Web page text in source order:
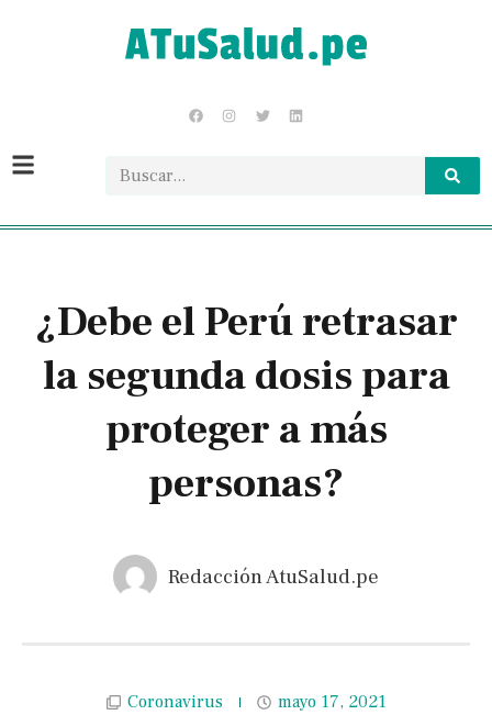
¿Debe el Perú retrasar
la segunda dosis para
proteger a más
personas?
Redacción AtuSalud.pe
Coronavirus mayo 17, 2021